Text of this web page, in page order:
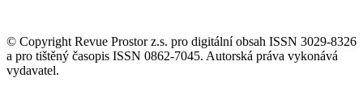
© Copyright Revue Prostor z.s. pro digitální obsah ISSN 3029-8326
a pro tištěný časopis ISSN 0862-7045. Autorská práva vykonává
vydavatel.